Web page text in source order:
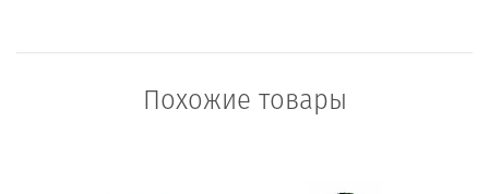
Похожие товары